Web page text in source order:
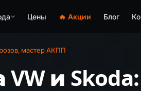
Цены 🔥 Акции Блог
мастер АКПП
и